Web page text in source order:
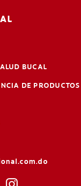
BUCAL
DE PRODUCTOS